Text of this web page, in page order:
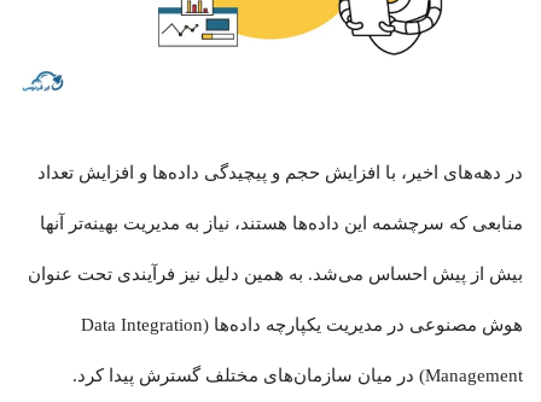
در دهه‌های اخیر، با افزایش حجم و پیچیدگی داده‌ها و افزایش تعداد
منابعی که سرچشمه این داده‌ها هستند، نیاز به مدیریت بهینه‌تر آنها
بیش از پیش احساس می‌شد. به همین دلیل نیز فرآیندی تحت عنوان
هوش مصنوعی در مدیریت یکپارچه داده‌ها (Data Integration
Management) در میان سازمان‌های مختلف گسترش پیدا کرد.